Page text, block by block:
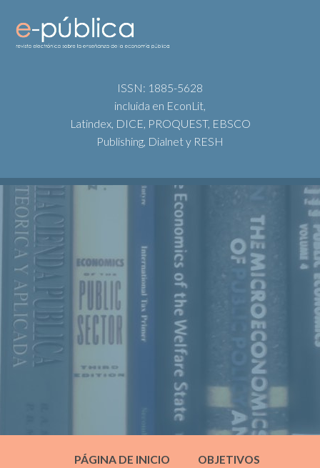
ISSN: 1885-5628
incluida en EconLit,
Latindex, DICE, PROQUEST, EBSCO
Publishing, Dialnet y RESH
PÁGINA DE INICIO OBJETIVOS